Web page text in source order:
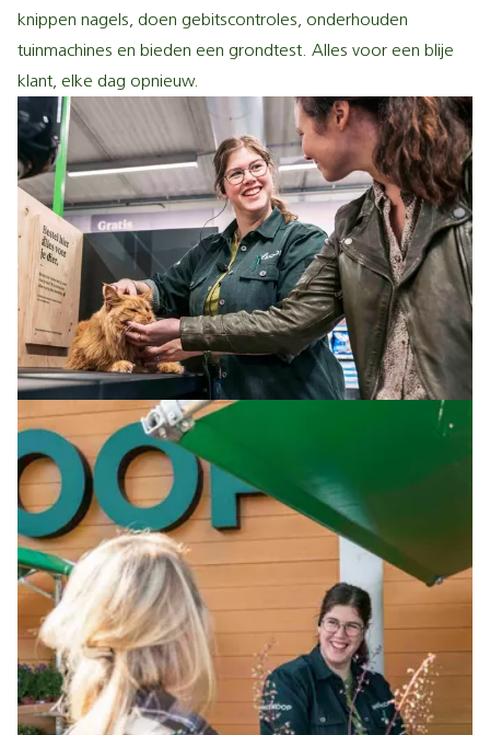
knippen nagels, doen gebitscontroles, onderhouden
tuinmachines en bieden een grondtest. Alles voor een blije
klant, elke dag opnieuw.